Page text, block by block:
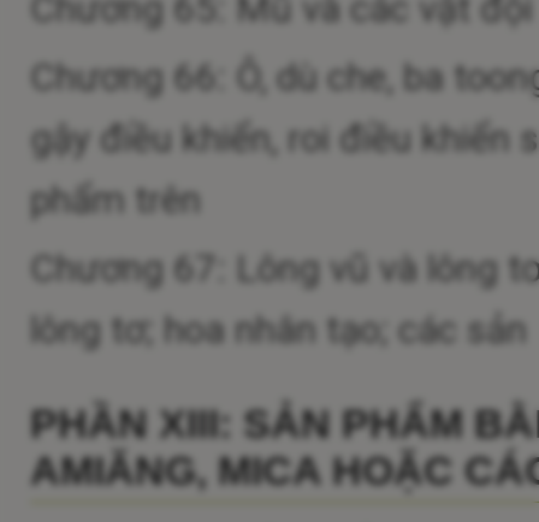
Chương 66: Ô, dù che, ba
gậy điều khiển, roi điều khiển
phẩm trên
Chương 67: Lông vũ và lông
lông tơ; hoa nhân tạo; các
PHẦN XIII: SẢN PHẨM
AMIĂNG, MICA HOẶC